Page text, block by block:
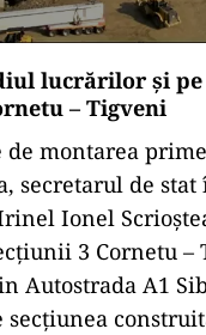
lucrărilor și
– Tigveni
de montarea
secretarul de stat
Ionel
3 Cornetu –
Autostrada A1
secțiunea